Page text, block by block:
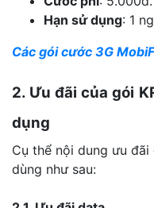
Hạn sử dụng: 1
Các gói cước 3G
2. Ưu đãi của gói
dụng
Cụ thể nội dung ưu
dùng như sau: